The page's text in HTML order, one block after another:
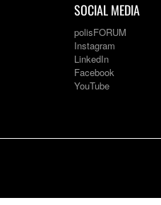
SOCIAL MEDIA
polisFORUM
Instagram
LinkedIn
Facebook
YouTube